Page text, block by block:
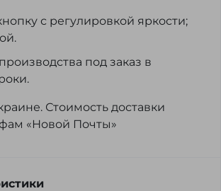
с регулировкой яркости;
под заказ в
Стоимость доставки
«Новой Почты»